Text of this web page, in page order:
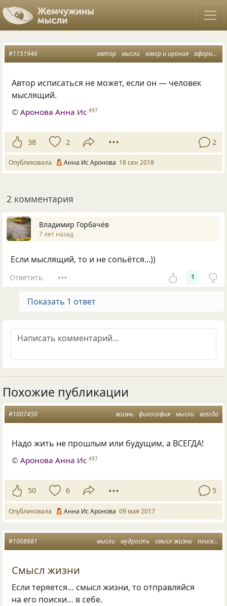
автор мысли юмор и ирония афоризмы о творчестве
#1151946
Автор исписаться не может, если он — человек
мыслящий.
©Аронова Анна Ис 497
38 2 2
Опубликовала Анна Ис Аронова 18 сен 2018
2 комментария
Владимир Горбачёв
7 лет назад
Если мыслящий, то и не сопьётся...))
Ответить 1
Показать 1 ответ
Похожие публикации
жизнь философия мысли всегда
#1007450
Надо жить не прошлым или будущим, а ВСЕГДА!
©Аронова Анна Ис 497
50 6 5
Опубликовала Анна Ис Аронова 09 мая 2017
мысли мудрость смысл жизни поиски в себе
#1008981
Смысл жизни
Если теряется… смысл жизни, то отправляйся
на его поиски… в себе.